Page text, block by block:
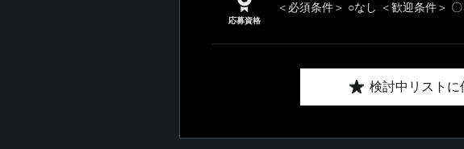
応募資格
＜必須条件＞ ○なし ＜歓迎条件＞
検討中リストに